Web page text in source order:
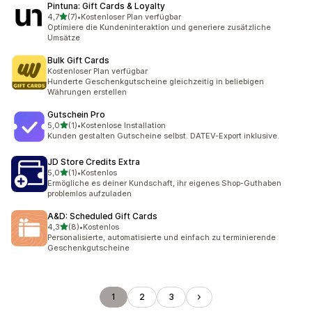
Pintuna: Gift Cards & Loyalty
4,7von 5 Sternen
(7)
7 Rezensionen insgesamt
•Kostenloser Plan verfügbar
Optimiere die Kundeninteraktion und generiere zusätzliche
Umsätze
Bulk Gift Cards
Kostenloser Plan verfügbar
Hunderte Geschenkgutscheine gleichzeitig in beliebigen
Währungen erstellen
Gutschein Pro
5,0von 5 Sternen
(1)
1 Rezensionen insgesamt
•Kostenlose Installation
Kunden gestalten Gutscheine selbst. DATEV-Export inklusive.
JD Store Credits Extra
5,0von 5 Sternen
(1)
1 Rezensionen insgesamt
•Kostenlos
Ermögliche es deiner Kundschaft, ihr eigenes Shop-Guthaben
problemlos aufzuladen
A&D: Scheduled Gift Cards
4,3von 5 Sternen
(8)
8 Rezensionen insgesamt
•Kostenlos
Personalisierte, automatisierte und einfach zu terminierende
Geschenkgutscheine
1 2 3